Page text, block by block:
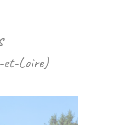
et-Loire)